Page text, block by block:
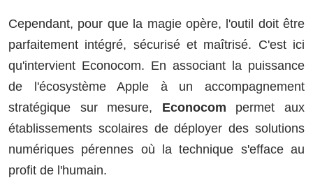
Cependant, pour que la magie opère, l'outil doit être
parfaitement intégré, sécurisé et maîtrisé. C'est ici
qu'intervient Econocom. En associant la puissance
de l'écosystème Apple à un accompagnement
stratégique sur mesure, Econocom permet aux
établissements scolaires de déployer des solutions
numériques pérennes où la technique s'efface au
profit de l'humain.